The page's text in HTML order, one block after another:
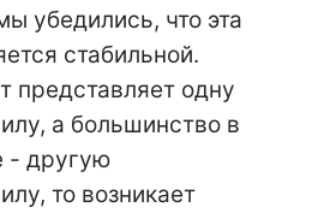
убедились, что эта
стабильной.
представляет одну
а большинство в
- другую
то возникает